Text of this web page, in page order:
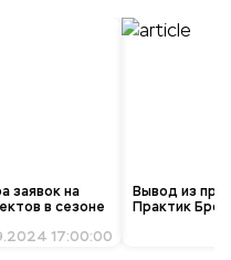
заявок на
в сезоне
17:00:00
Вывод из
Практик